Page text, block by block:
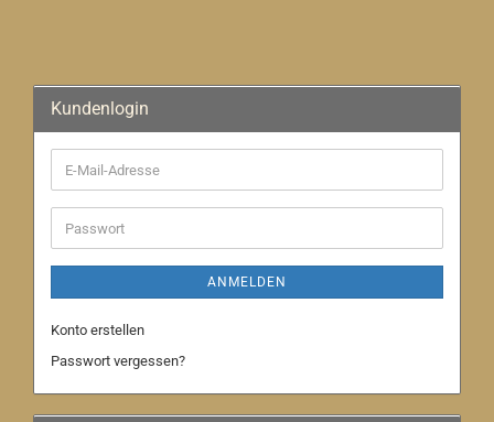
Kundenlogin
E-
Mail-
Adresse
Passwort
ANMELDEN
Konto erstellen
Passwort vergessen?